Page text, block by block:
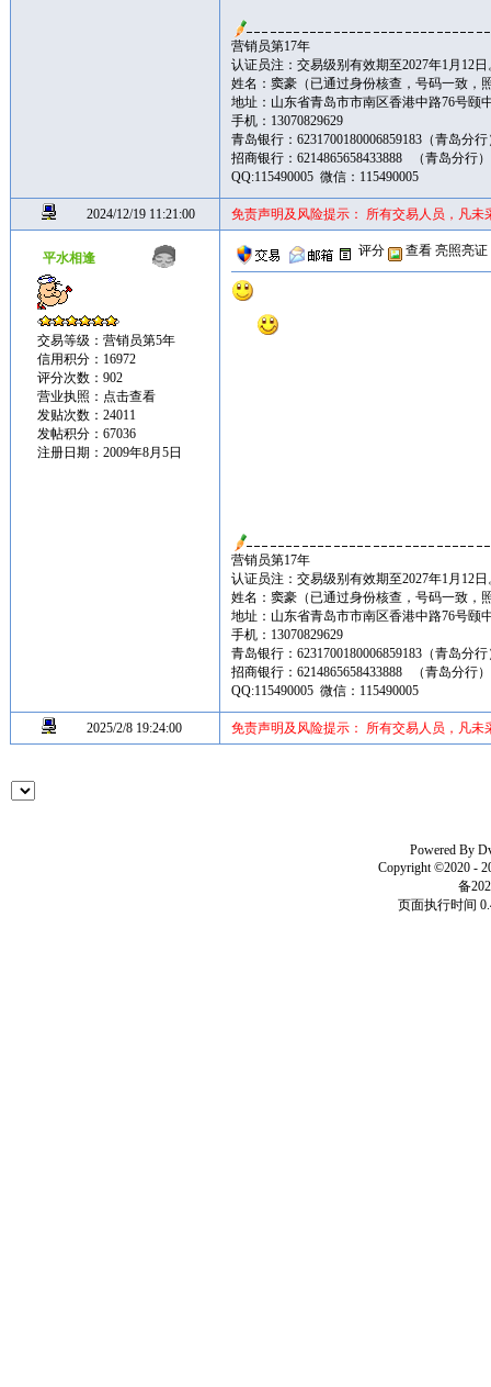
营销员第17年
认证员注：交易级别有效期至2027年1月12日
姓名：窦豪（已通过身份核查，号码一致，
地址：山东省青岛市市南区香港中路76号颐
手机：13070829629
青岛银行：6231700180006859183（青岛分
招商银行：6214865658433888 （青岛分行
QQ:115490005 微信：115490005
2024/12/19 11:21:00 免责声明及风险提示： 所有交易人员，凡
平水相逢
交易等级：营销员第5年
信用积分：16972
评分次数：902
营业执照： 点击查看
发贴次数：24011
发帖积分：67036
注册日期：2009年8月5日
评分 查看 亮照亮证
营销员第17年
认证员注：交易级别有效期至2027年1月12日
姓名：窦豪（已通过身份核查，号码一致，
地址：山东省青岛市市南区香港中路76号颐
手机：13070829629
青岛银行：6231700180006859183（青岛分
招商银行：6214865658433888 （青岛分行
QQ:115490005 微信：115490005
2025/2/8 19:24:00 免责声明及风险提示： 所有交易人员，凡
Powered By
Copyright ©2020 -
备
页面执行时间